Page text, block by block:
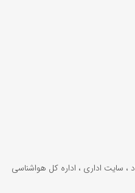
، سایت اداری ، اداره کل هواشناسی